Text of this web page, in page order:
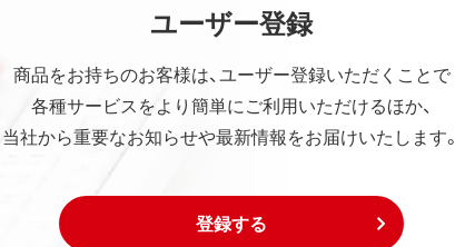
ユーザー登録
商品をお持ちのお客様は、ユーザー登録いただくことで
各種サービスをより簡単にご利用いただけるほか、
当社から重要なお知らせや最新情報をお届けいたします。
登録する